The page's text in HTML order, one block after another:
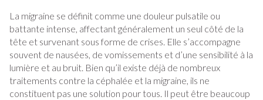
La migraine se définit comme une douleur pulsatile ou
battante intense, affectant généralement un seul côté de la
tête et survenant sous forme de crises. Elle s’accompagne
souvent de nausées, de vomissements et d’une sensibilité à la
lumière et au bruit. Bien qu’il existe déjà de nombreux
traitements contre la céphalée et la migraine, ils ne
constituent pas une solution pour tous. Il peut être beaucoup